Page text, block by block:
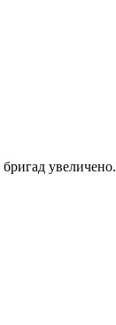
увеличено.